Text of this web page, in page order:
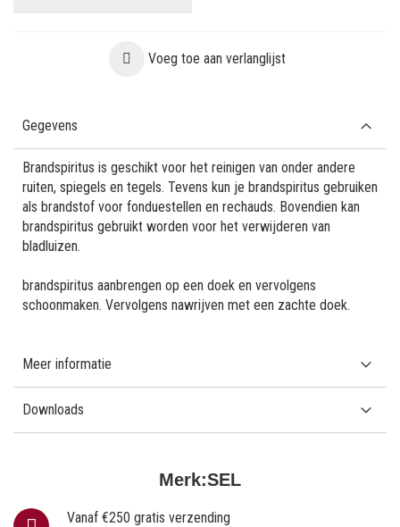
Voeg toe aan verlanglijst
Merk:SEL
Vanaf €250 gratis verzending
Gegevens
Brandspiritus is geschikt voor het reinigen van onder andere
ruiten, spiegels en tegels. Tevens kun je brandspiritus gebruiken
als brandstof voor fonduestellen en rechauds. Bovendien kan
brandspiritus gebruikt worden voor het verwijderen van
bladluizen.
brandspiritus aanbrengen op een doek en vervolgens
schoonmaken. Vervolgens nawrijven met een zachte doek.
Meer informatie
Downloads